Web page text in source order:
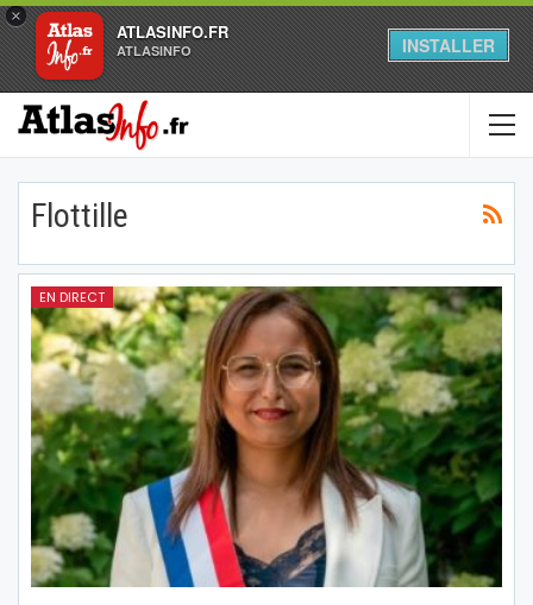
×
ATLASINFO.FR
ATLASINFO INSTALLER
Flottille
EN DIRECT